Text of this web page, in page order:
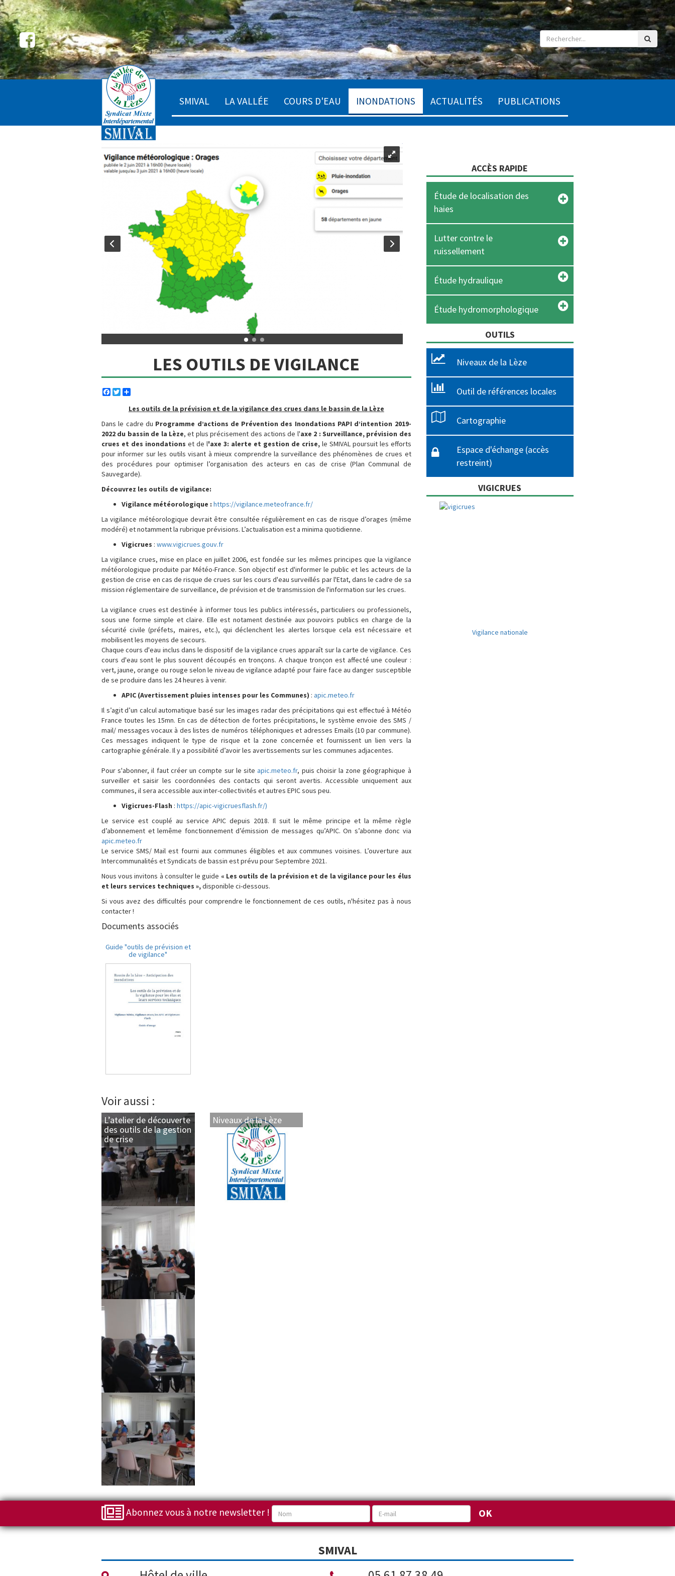
SMIVAL LA VALLÉE COURS D'EAU INONDATIONS ACTUALITÉS PUBLICATIONS
LES OUTILS DE VIGILANCE
Facebook
Twitter
Les outils de la prévision et de la vigilance des crues dans le bassin de la Lèze
Dans le cadre du Programme d’actions de Prévention des Inondations PAPI d’intention 2019-
2022 du bassin de la Lèze, et plus précisement des actions de l'axe 2 : Surveillance, prévision des
crues et des inondations et de l'axe 3: alerte et gestion de crise, le SMIVAL poursuit les efforts
pour informer sur les outils visant à mieux comprendre la surveillance des phénomènes de crues et
des procédures pour optimiser l’organisation des acteurs en cas de crise (Plan Communal de
Sauvegarde).
Découvrez les outils de vigilance:
Vigilance météorologique : https://vigilance.meteofrance.fr/
La vigilance météorologique devrait être consultée régulièrement en cas de risque d’orages (même
modéré) et notamment la rubrique prévisions. L’actualisation est a minima quotidienne.
Vigicrues : www.vigicrues.gouv.fr
La vigilance crues, mise en place en juillet 2006, est fondée sur les mêmes principes que la vigilance
météorologique produite par Météo-France. Son objectif est d'informer le public et les acteurs de la
gestion de crise en cas de risque de crues sur les cours d'eau surveillés par l'Etat, dans le cadre de sa
mission réglementaire de surveillance, de prévision et de transmission de l'information sur les crues.
La vigilance crues est destinée à informer tous les publics intéressés, particuliers ou professionels,
sous une forme simple et claire. Elle est notament destinée aux pouvoirs publics en charge de la
sécurité civile (préfets, maires, etc.), qui déclenchent les alertes lorsque cela est nécessaire et
mobilisent les moyens de secours.
Chaque cours d'eau inclus dans le dispositif de la vigilance crues apparaît sur la carte de vigilance. Ces
cours d'eau sont le plus souvent découpés en tronçons. A chaque tronçon est affecté une couleur :
vert, jaune, orange ou rouge selon le niveau de vigilance adapté pour faire face au danger susceptible
de se produire dans les 24 heures à venir.
APIC (Avertissement pluies intenses pour les Communes) : apic.meteo.fr
Il s’agit d’un calcul automatique basé sur les images radar des précipitations qui est effectué à Météo
France toutes les 15mn. En cas de détection de fortes précipitations, le système envoie des SMS /
mail/ messages vocaux à des listes de numéros téléphoniques et adresses Emails (10 par commune).
Ces messages indiquent le type de risque et la zone concernée et fournissent un lien vers la
cartographie générale. Il y a possibilité d’avoir les avertissements sur les communes adjacentes.
Pour s'abonner, il faut créer un compte sur le siteapic.meteo.fr, puis choisir la zone géographique à
surveiller et saisir les coordonnées des contacts qui seront avertis. Accessible uniquement aux
communes, il sera accessible aux inter-collectivités et autres EPIC sous peu.
Vigicrues-Flash : https://apic-vigicruesflash.fr/)
Le service est couplé au service APIC depuis 2018. Il suit le même principe et la même règle
d’abonnement et lemême fonctionnement d’émission de messages qu’APIC. On s’abonne donc via
apic.meteo.fr
Le service SMS/ Mail est fourni aux communes éligibles et aux communes voisines. L’ouverture aux
Intercommunalités et Syndicats de bassin est prévu pour Septembre 2021.
Nous vous invitons à consulter le guide « Les outils de la prévision et de la vigilance pour les élus
et leurs services techniques »,disponible ci-dessous.
Si vous avez des difficultés pour comprendre le fonctionnement de ces outils, n'hésitez pas à nous
contacter !
Documents associés
Guide "outils de prévision et
de vigilance"
Voir aussi :
L’atelier de découverte
des outils de la gestion
de crise
Niveaux de la Lèze
ACCÈS RAPIDE
Étude de localisation des
haies
Lutter contre le
ruissellement
Étude hydraulique
Étude hydromorphologique
OUTILS
Niveaux de la Lèze
Outil de références locales
Cartographie
Espace d'échange (accès
restreint)
VIGICRUES
Vigilance nationale
Abonnez vous à notre newsletter !
SMIVAL